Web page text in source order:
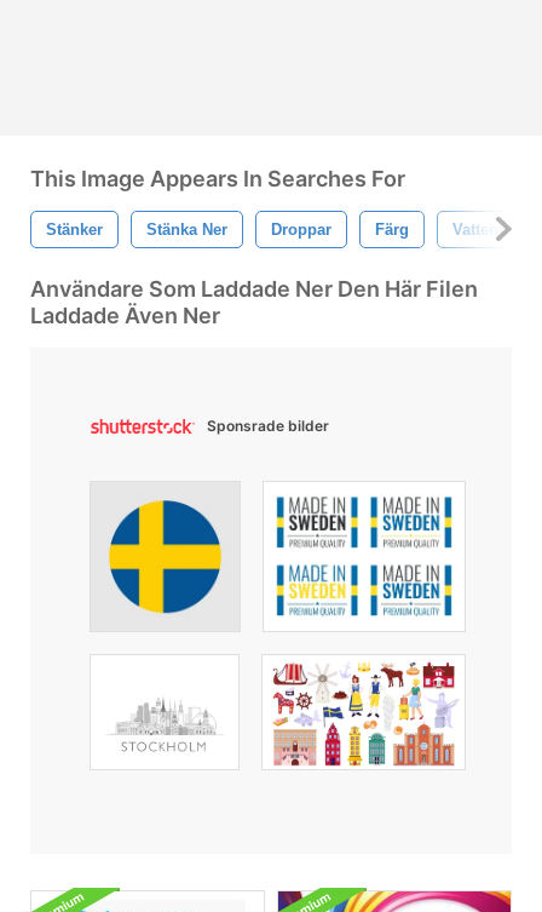
This Image Appears In Searches For
Stänker Stänka Ner Droppar Färg Vattenfärg
Användare Som Laddade Ner Den Här Filen
Laddade Även Ner
Sponsrade bilder